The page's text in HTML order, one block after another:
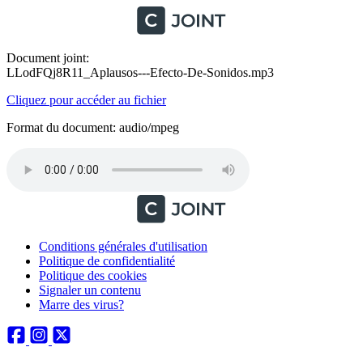
Document joint:
LLodFQj8R11_Aplausos---Efecto-De-Sonidos.mp3
Cliquez pour accéder au fichier
Format du document: audio/mpeg
Conditions générales d'utilisation
Politique de confidentialité
Politique des cookies
Signaler un contenu
Marre des virus?